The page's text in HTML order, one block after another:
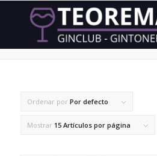
algo amargo
Ordenar por Por defecto
Mostrar 15 Artículos por página